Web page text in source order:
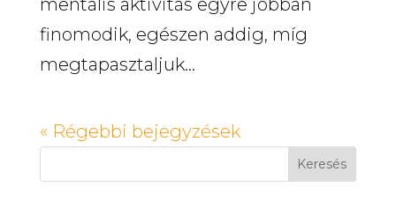
finomodik, egészen addig, míg
megtapasztaljuk...
« Régebbi bejegyzések
Keresés